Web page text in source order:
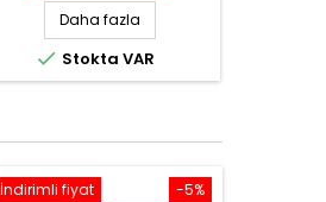
Daha fazla
 Stokta VAR
-5%
İndirimli fiyat